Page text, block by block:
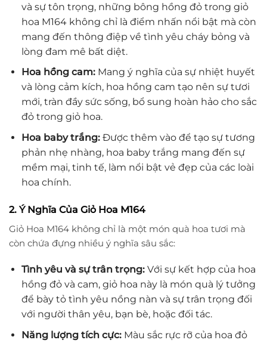
và sự tôn trọng, những bông hồng đỏ trong giỏ
hoa M164 không chỉ là điểm nhấn nổi bật mà còn
mang đến thông điệp về tình yêu cháy bỏng và
lòng đam mê bất diệt.
Hoa hồng cam:Mang ý nghĩa của sự nhiệt huyết
và lòng cảm kích, hoa hồng cam tạo nên sự tươi
mới, tràn đầy sức sống, bổ sung hoàn hảo cho sắc
đỏ trong giỏ hoa.
Hoa baby trắng:Được thêm vào để tạo sự tương
phản nhẹ nhàng, hoa baby trắng mang đến sự
mềm mại, tinh tế, làm nổi bật vẻ đẹp của các loài
hoa chính.
2. Ý Nghĩa Của Giỏ Hoa M164
Giỏ Hoa M164 không chỉ là một món quà hoa tươi mà
còn chứa đựng nhiều ý nghĩa sâu sắc:
Tình yêu và sự trân trọng:Với sự kết hợp của hoa
hồng đỏ và cam, giỏ hoa này là món quà lý tưởng
để bày tỏ tình yêu nồng nàn và sự trân trọng đối
với người thân yêu, bạn bè, hoặc đối tác.
Năng lượng tích cực:Màu sắc rực rỡ của hoa đỏ